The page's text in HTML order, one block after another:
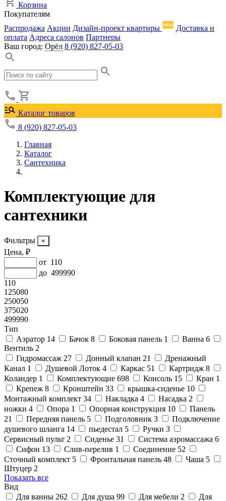
Корзина
Покупателям
Распродажа Акции Дизайн-проект квартиры
Доставка и
оплата Адреса салонов Партнеры
Ваш город: Орёл 8 (920) 827-05-03
Каталог товаров
8 (920) 827-05-03
Главная
Каталог
Сантехника
Комплектующие для
сантехники
Фильтры
Цена, ₽
от 110
до 499990
110
125080
250050
375020
499990
Тип
Аэратор 14 Бачок 8 Боковая панель 1 Ванна 6
Вентиль 2
Гидромассаж 27 Донный клапан 21
Дренажный
Канал 1 Душевой Лоток 4 Каркас 51 Картридж 8
Коландер 1 Комплектующие 698 Консоль 15 Кран 1
Крепеж 8 Кронштейн 33 крышка-сиденье 10
Монтажный комплект 34 Накладка 4 Насадка 2
ножки 4 Опора 1 Опорная конструкция 10
Панель
21
Передняя панель 5 Подголовник 3
Подключение
душевого шланга 14 пьедестал 5 Ручки 3
Сервисный пульт 2 Сиденье 31 Система аэромассажа 6
Сифон 13 Слив-перелив 1 Соединение 52
Сточный комплект 5 Фронтальная панель 48 Чаша 5
Штуцер 2
Показать все
Вид
Для ванны 262 Для душа 99 Для мебели 2 Для